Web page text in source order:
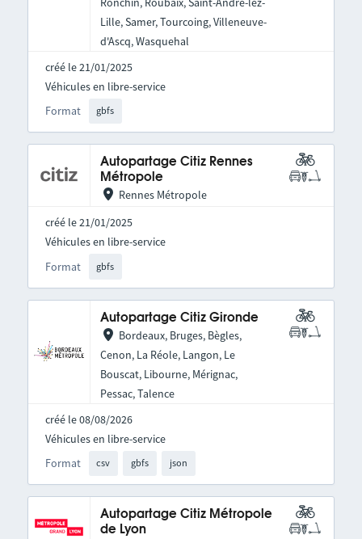
Lille, Samer, Tourcoing, Villeneuve-
d'Ascq, Wasquehal
créé le 21/01/2025
Format gbfs
Véhicules en libre-service
Autopartage Citiz Rennes
Métropole
Rennes Métropole
créé le 21/01/2025
Format gbfs
Véhicules en libre-service
Autopartage Citiz Gironde
Bordeaux, Bruges, Bègles,
Cenon, La Réole, Langon, Le
Bouscat, Libourne, Mérignac,
Pessac, Talence
créé le 08/08/2026
Format csv gbfs json
Véhicules en libre-service
Autopartage Citiz Métropole
de Lyon